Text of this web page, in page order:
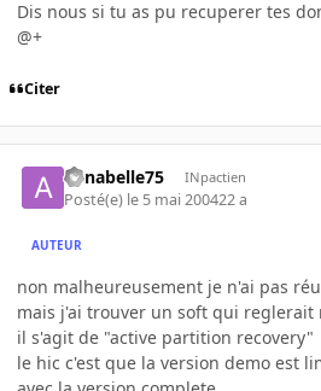
Dis nous si tu as pu recuperer tes
@+
Citer
annabelle75 INpactien
Posté(e) le 5 mai 200422 a
AUTEUR
non malheureusement je n'ai pas
mais j'ai trouver un soft qui reglerait
il s'agit de "active partition recovery"
le hic c'est que la version demo est